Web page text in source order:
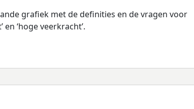
grafiek met de definities en de vragen voor
‘hoge veerkracht’.